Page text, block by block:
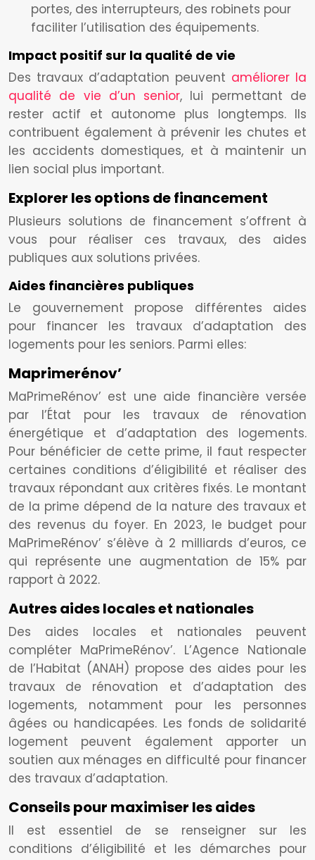
portes, des interrupteurs, des robinets pour
faciliter l’utilisation des équipements.
Impact positif sur la qualité de vie
Des travaux d’adaptation peuvent améliorer la
qualité de vie d’un senior, lui permettant de
rester actif et autonome plus longtemps. Ils
contribuent également à prévenir les chutes et
les accidents domestiques, et à maintenir un
lien social plus important.
Explorer les options de financement
Plusieurs solutions de financement s’offrent à
vous pour réaliser ces travaux, des aides
publiques aux solutions privées.
Aides financières publiques
Le gouvernement propose différentes aides
pour financer les travaux d’adaptation des
logements pour les seniors. Parmi elles:
Maprimerénov’
MaPrimeRénov’ est une aide financière versée
par l’État pour les travaux de rénovation
énergétique et d’adaptation des logements.
Pour bénéficier de cette prime, il faut respecter
certaines conditions d’éligibilité et réaliser des
travaux répondant aux critères fixés. Le montant
de la prime dépend de la nature des travaux et
des revenus du foyer. En 2023, le budget pour
MaPrimeRénov’ s’élève à 2 milliards d’euros, ce
qui représente une augmentation de 15% par
rapport à 2022.
Autres aides locales et nationales
Des aides locales et nationales peuvent
compléter MaPrimeRénov’. L’Agence Nationale
de l’Habitat (ANAH) propose des aides pour les
travaux de rénovation et d’adaptation des
logements, notamment pour les personnes
âgées ou handicapées. Les fonds de solidarité
logement peuvent également apporter un
soutien aux ménages en difficulté pour financer
des travaux d’adaptation.
Conseils pour maximiser les aides
Il est essentiel de se renseigner sur les
conditions d’éligibilité et les démarches pour